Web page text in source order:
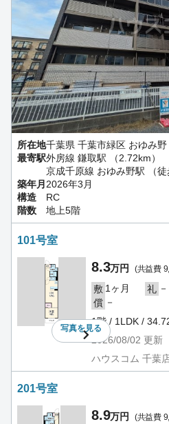
所在地千葉県 千葉市緑区 おゆみ野
最寄駅外房線 鎌取駅 （2.72km）
京成千原線 おゆみ野駅 （徒
築年月 2026年3月
構造
RC
階数
地上5階
101号室
写真を見る
8.3万円 (共益費
敷 1ヶ月 礼 －
償 －
1階 / 1LDK /
2026/08/02 更新
ハウスコム 千葉
201号室
8.9万円 (共益費